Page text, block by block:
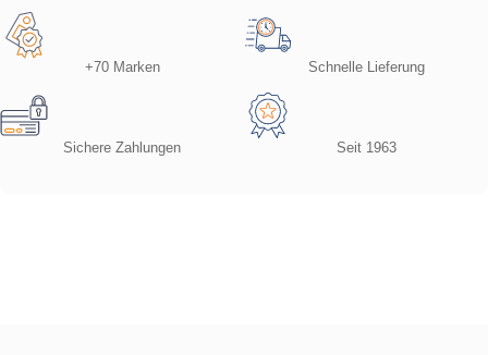
+70 Marken Schnelle Lieferung
Sichere Zahlungen Seit 1963